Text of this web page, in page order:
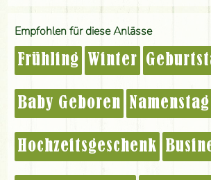
Empfohlen für diese Anlässe
Frühling Winter
Baby Geboren Namenstag
Hochzeitsgeschenk